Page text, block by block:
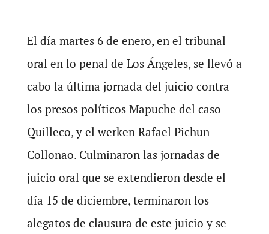
El día martes 6 de enero, en el tribunal
oral en lo penal de Los Ángeles, se llevó a
cabo la última jornada del juicio contra
los presos políticos Mapuche del caso
Quilleco, y el werken Rafael Pichun
Collonao. Culminaron las jornadas de
juicio oral que se extendieron desde el
día 15 de diciembre, terminaron los
alegatos de clausura de este juicio y se